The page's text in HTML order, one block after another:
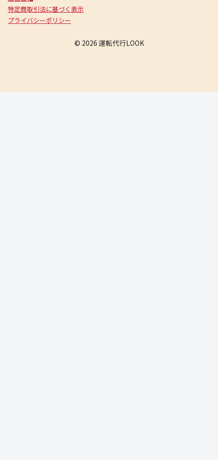
特定商取引法に基づく表示
プライバシーポリシー
© 2026 運転代行LOOK